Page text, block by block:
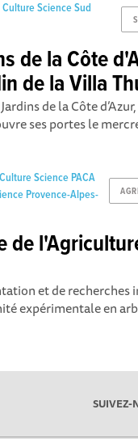
Science Sud
de la Côte
de la Villa
de la Côte
ses portes le
Science PACA
Provence-Alpes-
de
et de recherches
expérimentale en
SUIVEZ-